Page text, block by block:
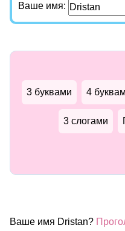
Ваше имя:
3 буквами 4
3 слогами
Ваше имя Dristan?